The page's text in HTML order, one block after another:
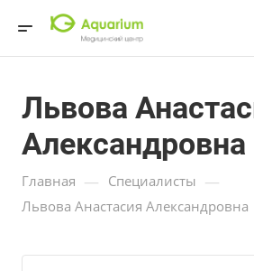
Львова
Александровна
Главная — Специалисты —
Львова Анастасия Александровна